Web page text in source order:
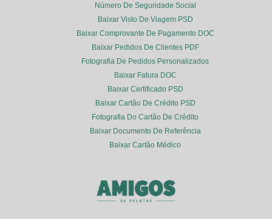
Número De Seguridade Social
Baixar Visto De Viagem PSD
Baixar Comprovante De Pagamento DOC
Baixar Pedidos De Clientes PDF
Fotografia De Pedidos Personalizados
Baixar Fatura DOC
Baixar Certificado PSD
Baixar Cartão De Crédito PSD
Fotografia Do Cartão De Crédito
Baixar Documento De Referência
Baixar Cartão Médico